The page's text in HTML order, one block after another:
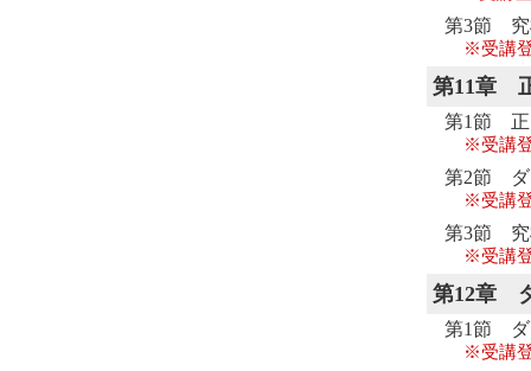
第3節 究
※受講
第11章
第1節 正
※受講
第2節 ダ
※受講
第3節 究
※受講
第12章
第1節 ダ
※受講